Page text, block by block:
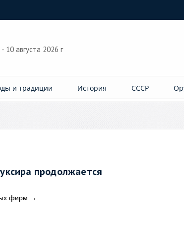
10 августа 2026 г
и традиции История СССР
продолжается
фирм →